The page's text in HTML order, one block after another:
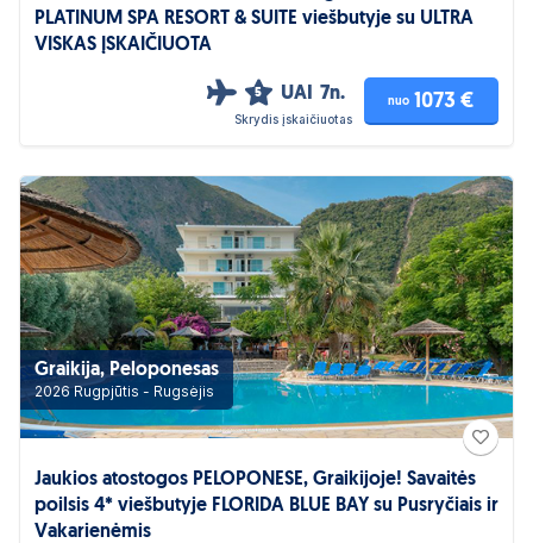
PLATINUM SPA RESORT & SUITE viešbutyje su ULTRA
VISKAS ĮSKAIČIUOTA
5 UAI 7n.
Skrydis įskaičiuotas
nuo 1073 €
Graikija, Peloponesas
2026 Rugpjūtis - Rugsėjis
Jaukios atostogos PELOPONESE, Graikijoje! Savaitės
poilsis 4* viešbutyje FLORIDA BLUE BAY su Pusryčiais ir
Vakarienėmis